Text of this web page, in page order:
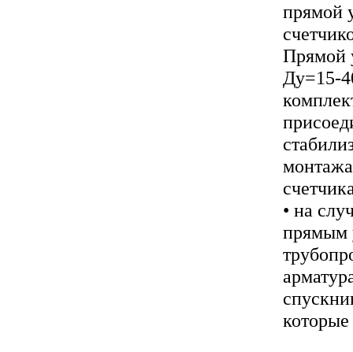
прямой
Прямой
Ду=15-
• на
прямым